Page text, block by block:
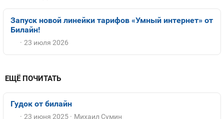
Запуск новой линейки тарифов «Умный интернет» от
Билайн!
23 июля 2026
ЕЩЁ ПОЧИТАТЬ
Гудок от билайн
23 июня 2025 Михаил Сумин